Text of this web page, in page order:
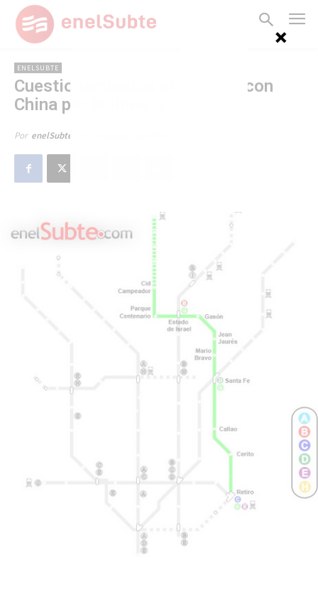
ENELSUBTE
Cuestionamientos al acuerdo con
China por la línea G
Por enelSubte